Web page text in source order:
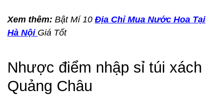
Xem thêm: Bật Mí 10 Địa Chỉ Mua Nước Hoa Tại
Hà Nội Giá Tốt
Nhược điểm nhập sỉ túi xách
Quảng Châu